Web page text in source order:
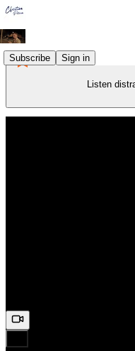
Subscribe Sign in
Listen